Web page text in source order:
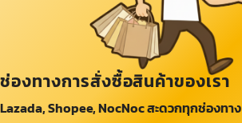
ช่องทางการสั่งซื้อสินค้าของเรา
Lazada, Shopee, NocNoc สะดวกทุกช่องทาง